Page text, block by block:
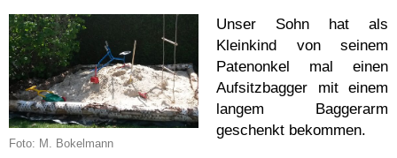
Foto: M. Bokelmann
Unser Sohn hat als
Kleinkind von seinem
Patenonkel mal einen
Aufsitzbagger mit einem
langem Baggerarm
geschenkt bekommen.